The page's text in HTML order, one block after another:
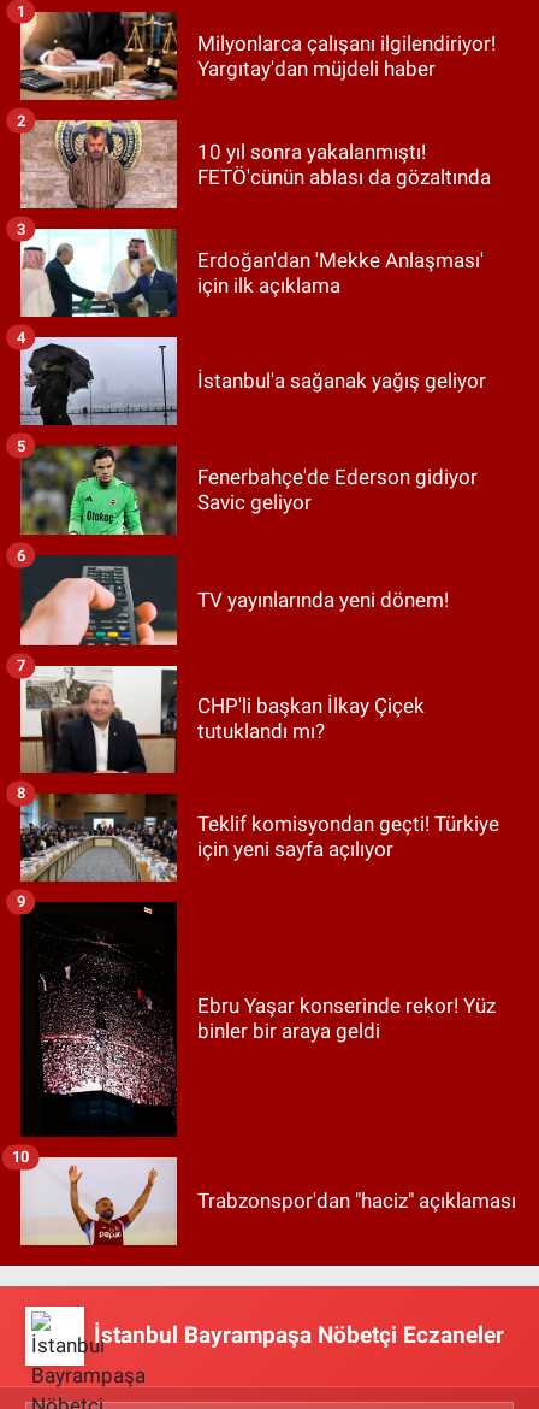
Milyonlarca çalışanı ilgilendiriyor!
Yargıtay'dan müjdeli haber
1
10 yıl sonra yakalanmıştı!
FETÖ'cünün ablası da gözaltında
2
Erdoğan'dan 'Mekke Anlaşması'
için ilk açıklama
3
İstanbul'a sağanak yağış geliyor
4
Fenerbahçe'de Ederson gidiyor
Savic geliyor
5
TV yayınlarında yeni dönem!
6
CHP'li başkan İlkay Çiçek
tutuklandı mı?
7
Teklif komisyondan geçti! Türkiye
için yeni sayfa açılıyor
8
Ebru Yaşar konserinde rekor! Yüz
binler bir araya geldi
9
Trabzonspor'dan "haciz" açıklaması
10
İstanbul Bayrampaşa Nöbetçi Eczaneler